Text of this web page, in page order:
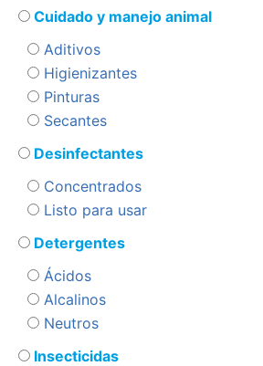
Cuidado y manejo animal
Aditivos
Higienizantes
Pinturas
Secantes
Desinfectantes
Concentrados
Listo para usar
Detergentes
Ácidos
Alcalinos
Neutros
Insecticidas